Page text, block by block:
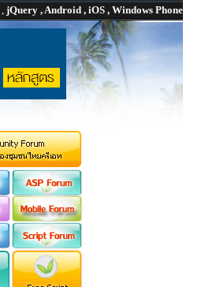
, jQuery , Android , iOS , Windows Phone